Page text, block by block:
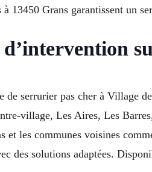
à 13450 Grans garantissent un
d’intervention
de serrurier pas cher à Village
village, Les Aires, Les
et les communes voisines
des solutions adaptées.